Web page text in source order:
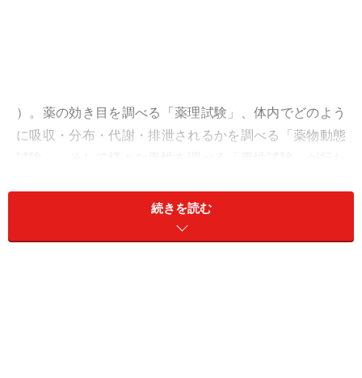
）。薬の効き目を調べる「薬理試験」、体内でどのよう
に吸収・分布・代謝・排泄されるかを調べる「薬物動態
則って実施され、通常は3～5年かかります（GLP：Good
Laboratory Practice：医薬品の安全性に関する非臨床試
続きを読む